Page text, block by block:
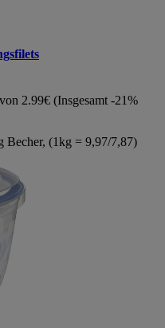
2.99€ (Insgesamt -21%
Becher, (1kg = 9,97/7,87)